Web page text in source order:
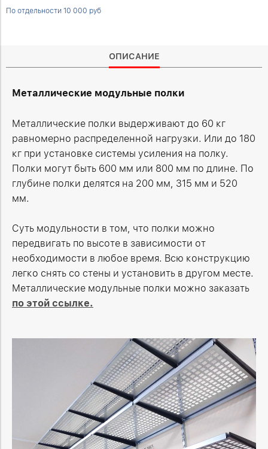
По отдельности 10 000 руб
ОПИСАНИЕ
Металлические модульные полки
Металлические полки выдерживают до 60 кг
равномерно распределенной нагрузки. Или до 180
кг при установке системы усиления на полку.
Полки могут быть 600 мм или 800 мм по длине. По
глубине полки делятся на 200 мм, 315 мм и 520
мм.
Суть модульности в том, что полки можно
передвигать по высоте в зависимости от
необходимости в любое время. Всю конструкцию
легко снять со стены и установить в другом месте.
Металлические модульные полки можно заказать
по этой ссылке.